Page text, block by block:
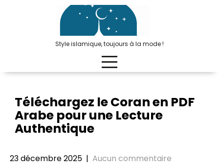
Style islamique, toujours à la mode !
Téléchargez le Coran en PDF
Arabe pour une Lecture
Authentique
23 décembre 2025 | Aucun commentaire